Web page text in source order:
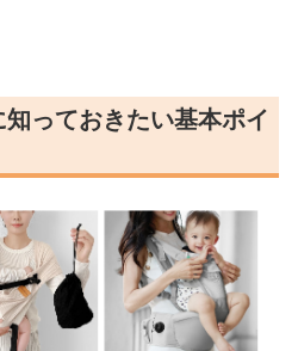
っておきたい基本ポイ